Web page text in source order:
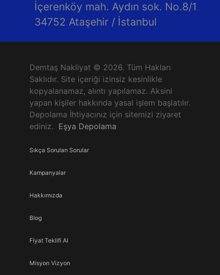
İçerenköy mah. Aydın sok. No.8/1
34752 Ataşehir / İstanbul
Demtaş Nakliyat © 2026. Tüm Hakları
Saklıdır. Site içeriği izinsiz kesinlikle
kopyalanamaz, alıntı yapılamaz. Aksini
yapan kişiler hakkında yasal işlem başlatılır.
Depolama İhtiyacınız için sitemizi ziyaret
ediniz. Eşya Depolama
Sıkça Sorulan Sorular
Kampanyalar
Hakkımızda
Blog
Fiyat Teklifi Al
Misyon Vizyon